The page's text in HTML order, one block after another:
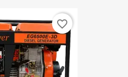
favorite_border